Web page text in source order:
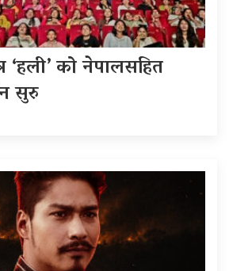
‘हली’ को नेपालसहित
सुरु